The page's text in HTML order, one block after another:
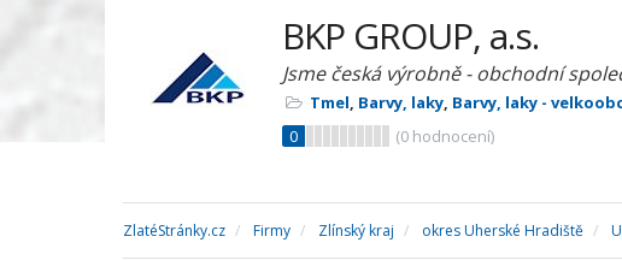
BKP GROUP, a.s.
Jsme česká výrobně - obchodní
Tmel, Barvy, laky, Barvy, laky -
0
(0 hodnocení)
ZlatéStránky.cz Firmy Zlínský kraj okres Uherské Hradiště